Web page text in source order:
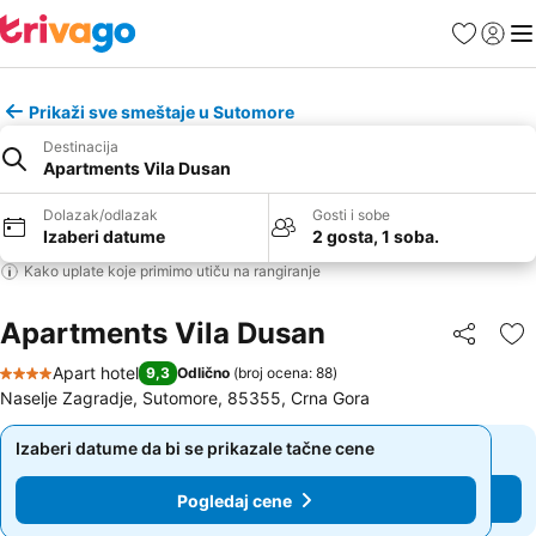
FavoritiPrijavi
Prikaži sve smeštaje u Sutomore
Destinacija
Apartments Vila Dusan
Dolazak/odlazak
Izaberi datume
Gosti i sobe
2 gosta, 1 soba.
Kako uplate koje primimo utiču na rangiranje
Apartments Vila Dusan Deli
4 Zvezdice
Apart hotel 9,3 Odlično (broj ocena: 88)
Naselje Zagradje, Sutomore, 85355, Crna Gora
Izaberi datume da bi se prikazale tačne cene
Pogledaj cene
Izaberi datume da bi se prikazale tačne cene
Pogledaj cene